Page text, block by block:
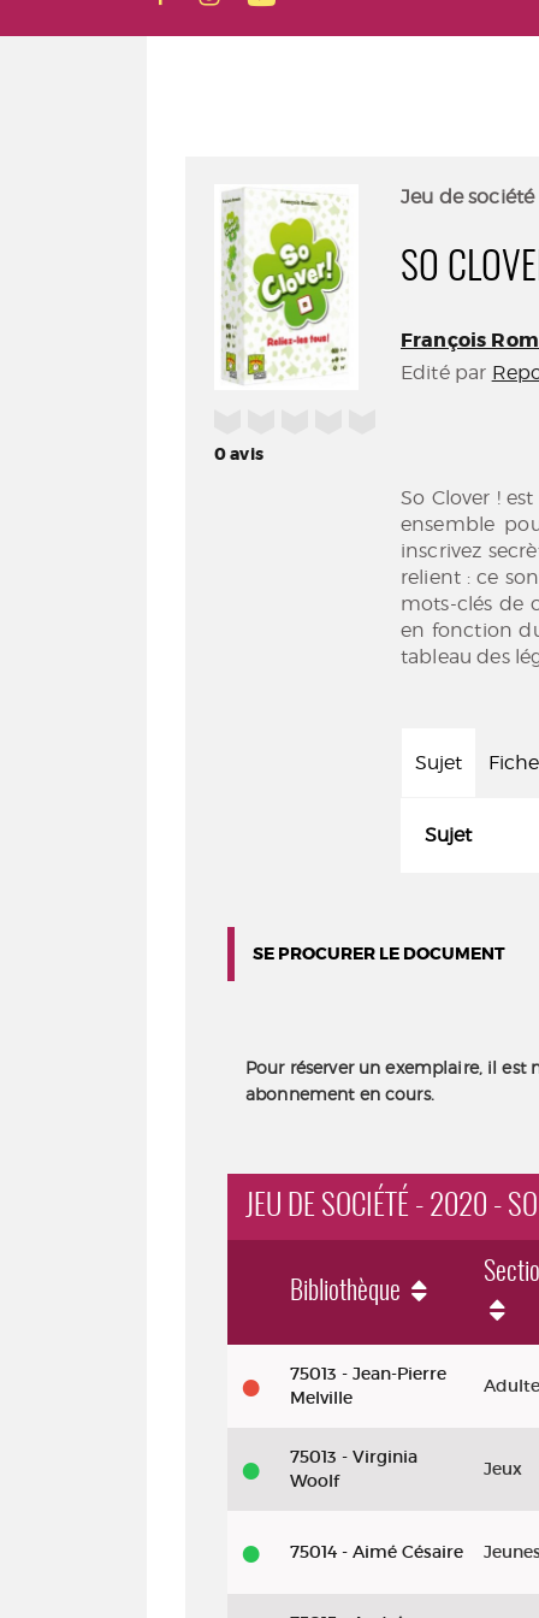
0avis
Jeu de société
SO
François
Edité par
So Clover !
ensemble
inscrivez
relient : ce
mots-clés de
en fonction
tableau des
Sujet
Sujet
SE PROCURER LE DOCUMENT
Pour réserver un exemplaire, il est
abonnement en cours.
JEU DE SOCIÉTÉ - 2020 -
de
Bibliothèque
75013 - Jean-Pierre
Melville
75013 - Virginia
Woolf
Jeux
75014 - Aimé Césaire